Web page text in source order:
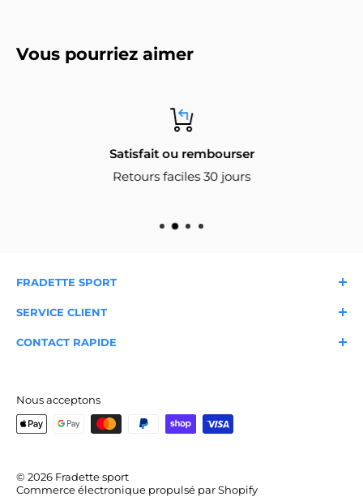
Vous pourriez aimer
Satisfait ou rembourser
Retours faciles 30 jours
FRADETTE SPORT
SERVICE CLIENT
CONTACT RAPIDE
✉️info@fradettesport.com
[Voir tous nos magasins et numéros]
Nous acceptons
© 2026 Fradette sport
Commerce électronique propulsé par Shopify